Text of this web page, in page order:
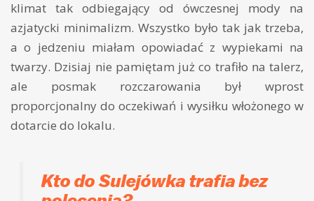
klimat tak odbiegający od ówczesnej mody na
azjatycki minimalizm. Wszystko było tak jak trzeba,
a o jedzeniu miałam opowiadać z wypiekami na
twarzy. Dzisiaj nie pamiętam już co trafiło na talerz,
ale posmak rozczarowania był wprost
proporcjonalny do oczekiwań i wysiłku włożonego w
dotarcie do lokalu.
Kto do Sulejówka trafia bez